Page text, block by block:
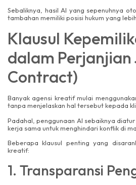
Sebaliknya, hasil AI yang sepenuhnya
tambahan memiliki posisi hukum yang
Klausul
dalam Perjanjian
Contract)
Banyak agensi kreatif mulai
tanpa menjelaskan hal tersebut kepada
Padahal, penggunaan AI sebaiknya
kerja sama untuk menghindari konflik di
Beberapa klausul penting yang
kreatif:
1. Transparansi